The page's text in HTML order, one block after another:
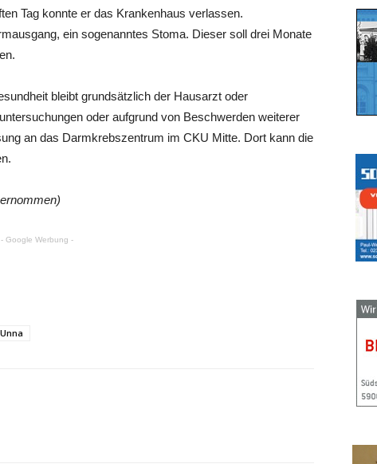
Tag konnte er das Krankenhaus verlassen.
ein sogenanntes Stoma. Dieser soll drei Monate
bleibt grundsätzlich der Hausarzt oder
oder aufgrund von Beschwerden weiterer
an das Darmkrebszentrum im CKU Mitte. Dort kann die
- Google Werbung -